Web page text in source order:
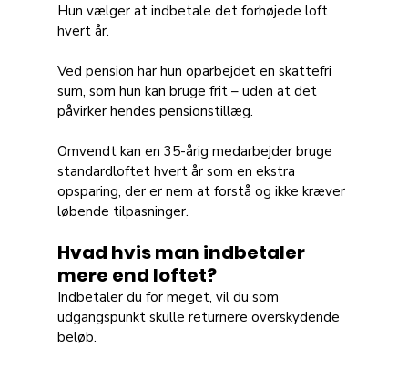
Hun vælger at indbetale det forhøjede loft
hvert år.
Ved pension har hun oparbejdet en skattefri
sum, som hun kan bruge frit – uden at det
påvirker hendes pensionstillæg.
Omvendt kan en 35-årig medarbejder bruge
standardloftet hvert år som en ekstra
opsparing, der er nem at forstå og ikke kræver
løbende tilpasninger.
Hvad hvis man indbetaler
mere end loftet?
Indbetaler du for meget, vil du som
udgangspunkt skulle returnere overskydende
beløb.